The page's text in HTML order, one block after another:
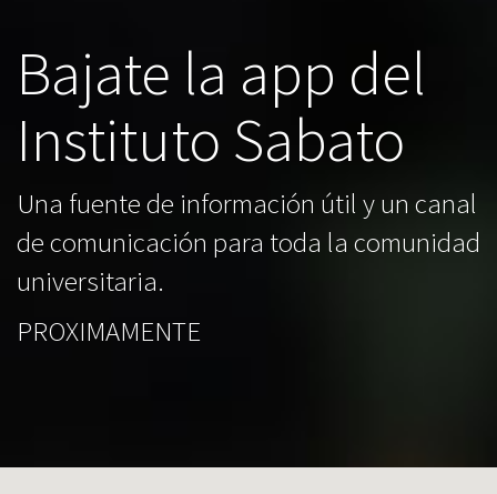
Bajate la app del
Instituto Sabato
Una fuente de información útil y un canal
de comunicación para toda la comunidad
universitaria.
PROXIMAMENTE